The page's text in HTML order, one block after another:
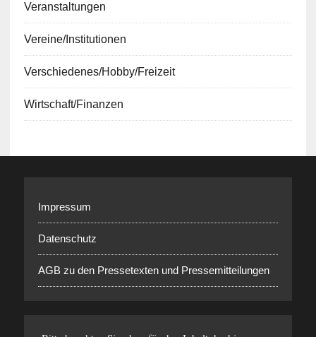
Veranstaltungen
Vereine/Institutionen
Verschiedenes/Hobby/Freizeit
Wirtschaft/Finanzen
Impressum
Datenschutz
AGB zu den Pressetexten und Pressemitteilungen